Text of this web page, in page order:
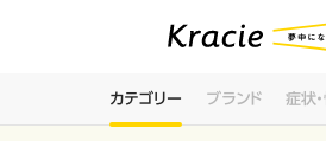
カテゴリー ブランド 症状